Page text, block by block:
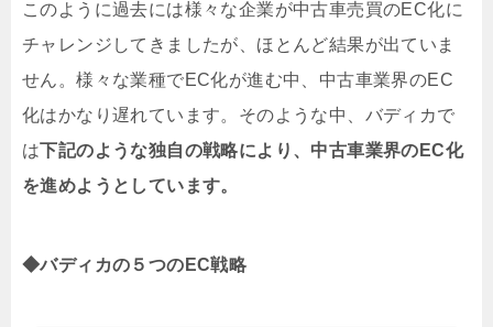
このように過去には様々な企業が中古車売買のEC化に
チャレンジしてきましたが、ほとんど結果が出ていま
せん。様々な業種でEC化が進む中、中古車業界のEC
化はかなり遅れています。そのような中、バディカで
は 下記のような独自の戦略により、中古車業界のEC化
を進めようとしています。
◆バディカの５つのEC戦略